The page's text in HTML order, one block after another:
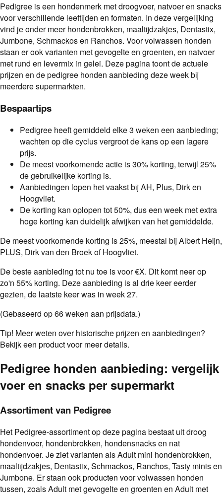
Pedigree is een hondenmerk met droogvoer, natvoer en snacks
voor verschillende leeftijden en formaten. In deze vergelijking
vind je onder meer hondenbrokken, maaltijdzakjes, Dentastix,
Jumbone, Schmackos en Ranchos. Voor volwassen honden
staan er ook varianten met gevogelte en groenten, en natvoer
met rund en levermix in gelei. Deze pagina toont de actuele
prijzen en de pedigree honden aanbieding deze week bij
meerdere supermarkten.
Bespaartips
Pedigree heeft gemiddeld elke 3 weken een aanbieding;
wachten op die cyclus vergroot de kans op een lagere
prijs.
De meest voorkomende actie is 30% korting, terwijl 25%
de gebruikelijke korting is.
Aanbiedingen lopen het vaakst bij AH, Plus, Dirk en
Hoogvliet.
De korting kan oplopen tot 50%, dus een week met extra
hoge korting kan duidelijk afwijken van het gemiddelde.
De meest voorkomende korting is25%, meestal bijAlbert Heijn,
PLUS, Dirk van den Broek of Hoogvliet.
De beste aanbieding tot nu toe isvoor €X. Dit komt neer op
zo'n 55% korting. Deze aanbieding is al drie keer eerder
gezien, de laatste keer was in week 27.
(Gebaseerd op66weken aan prijsdata.)
Tip! Meer weten over historische prijzen en aanbiedingen?
Bekijk een product voor meer details.
Pedigree honden aanbieding: vergelijk
voer en snacks per supermarkt
Assortiment van Pedigree
Het Pedigree-assortiment op deze pagina bestaat uit droog
hondenvoer, hondenbrokken, hondensnacks en nat
hondenvoer. Je ziet varianten als Adult mini hondenbrokken,
maaltijdzakjes, Dentastix, Schmackos, Ranchos, Tasty minis en
Jumbone. Er staan ook producten voor volwassen honden
tussen, zoals Adult met gevogelte en groenten en Adult met